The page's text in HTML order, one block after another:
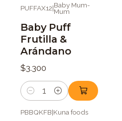
PUFFAX12|Baby Mum-
Mum
Baby Puff
Frutilla &
Arándano
$3.300
Cantidad
PBBQKFB|Kuna foods